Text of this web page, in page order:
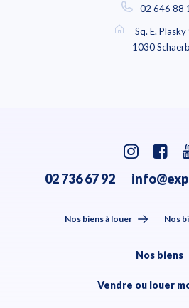
02 646 88
Sq. E. Plasky
1030
02 736 67 92
Nos biens à louer Nos
Nos biens
Vendre ou louer